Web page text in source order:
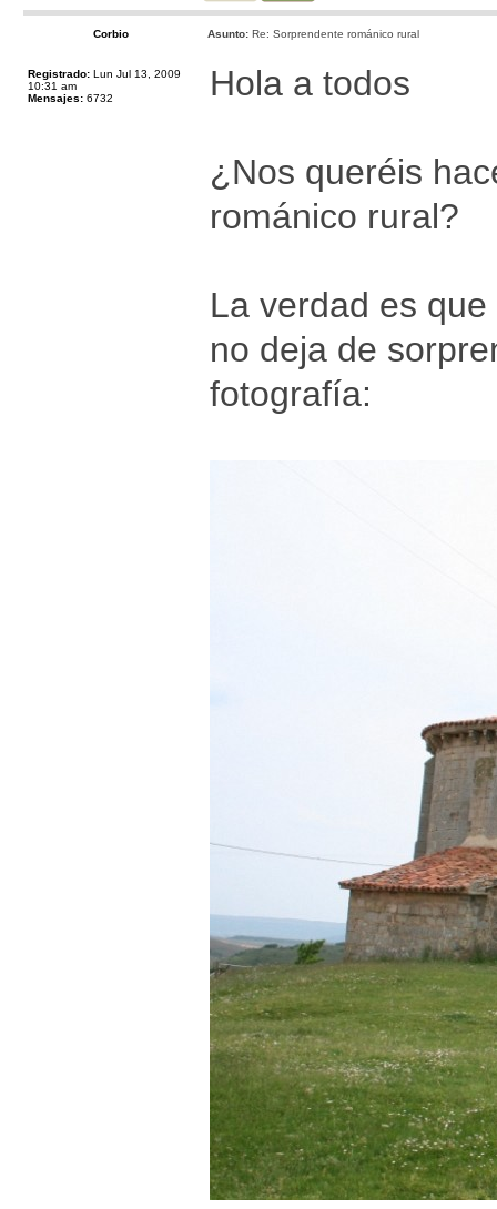
Corbio Asunto: Re: Sorprendente románico rural
Registrado: Lun Jul 13, 2009
10:31 am
Mensajes: 6732 Hola a todos
¿Nos queréis
románico rural?
La verdad es
no deja de
fotografía: